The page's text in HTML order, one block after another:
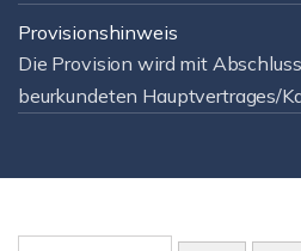
Provisionshinweis
Die Provision wird mit
beurkundeten Hauptvertrages/